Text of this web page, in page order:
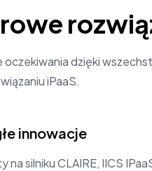
oczekiwania dzięki
iPaaS.
innowacje
na silniku CLAIRE, IICS